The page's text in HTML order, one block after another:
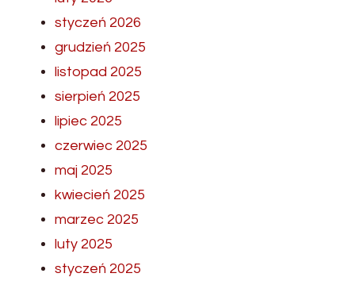
styczeń 2026
grudzień 2025
listopad 2025
sierpień 2025
lipiec 2025
czerwiec 2025
maj 2025
kwiecień 2025
marzec 2025
luty 2025
styczeń 2025